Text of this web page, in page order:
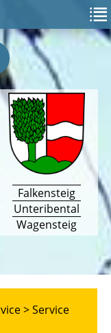
Falkensteig
Unteribental
Wagensteig
>Service